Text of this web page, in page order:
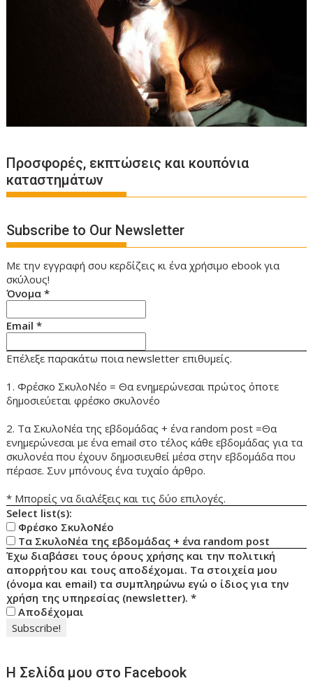
Προσφορές, εκπτώσεις και κουπόνια
καταστημάτων
Subscribe to Our Newsletter
Με την εγγραφή σου κερδίζεις κι ένα χρήσιμο ebook για
σκύλους!
Όνομα*
Email*
Επέλεξε παρακάτω ποια newsletter επιθυμείς.
1. Φρέσκο ΣκυλοΝέο = Θα ενημερώνεσαι πρώτος όποτε
δημοσιεύεται φρέσκο σκυλονέο
2. Τα ΣκυλοΝέα της εβδομάδας + ένα random post =Θα
ενημερώνεσαι με ένα email στο τέλος κάθε εβδομάδας για τα
σκυλονέα που έχουν δημοσιευθεί μέσα στην εβδομάδα που
πέρασε. Συν μπόνους ένα τυχαίο άρθρο.
* Μπορείς να διαλέξεις και τις δύο επιλογές.
Select list(s):
Φρέσκο ΣκυλοΝέο
Τα ΣκυλοΝέα της εβδομάδας + ένα random post
Έχω διαβάσει τους όρους χρήσης και την πολιτική
απορρήτου και τους αποδέχομαι. Τα στοιχεία μου
(όνομα και email) τα συμπληρώνω εγώ ο ίδιος για την
χρήση της υπηρεσίας (newsletter).*
Αποδέχομαι
Η Σελίδα μου στο Facebook